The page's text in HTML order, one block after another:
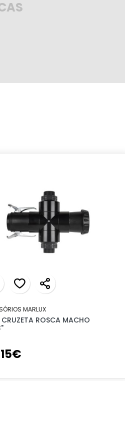
MARLUX
ROSCA MACHO
15€